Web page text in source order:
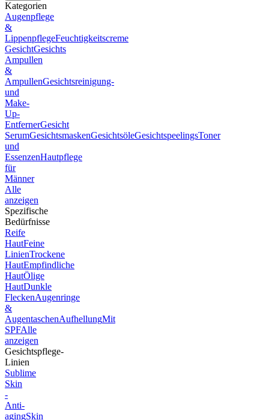
Kategorien
Augenpflege
&
LippenpflegeFeuchtigkeitscreme
GesichtGesichts
Ampullen
&
AmpullenGesichtsreinigung-
und
Make-
Up-
EntfernerGesicht
SerumGesichtsmaskenGesichtsöleGesichtspeelingsToner
und
EssenzenHautpflege
für
Männer
Alle
anzeigen
Spezifische
Bedürfnisse
Reife
HautFeine
LinienTrockene
HautEmpfindliche
HautÖlige
HautDunkle
FleckenAugenringe
&
AugentaschenAufhellungMit
SPFAlle
anzeigen
Gesichtspflege-
Linien
Sublime
Skin
-
Anti-
agingSkin